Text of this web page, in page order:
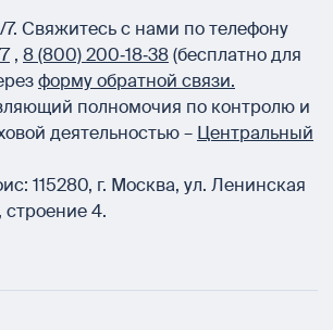
Свяжитесь с нами по телефону
, 8 (800) 200‑18‑38(бесплатно для
форму обратной связи.
полномочия по контролю и
деятельностью – Центральный
115280, г. Москва, ул. Ленинская
4.